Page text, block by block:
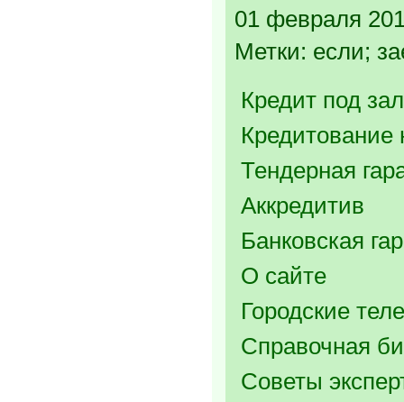
01 февраля
Метки: если;
Кредит под
Тендерная
Аккредитив
Банковская
О сайте
Городские
Справочная
Советы